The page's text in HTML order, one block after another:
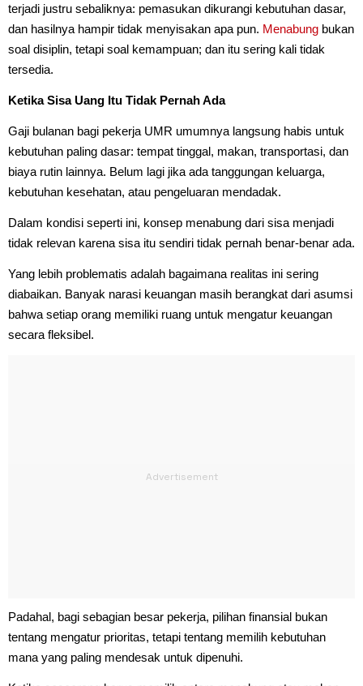
terjadi justru sebaliknya: pemasukan dikurangi kebutuhan dasar,
dan hasilnya hampir tidak menyisakan apa pun. Menabung bukan
soal disiplin, tetapi soal kemampuan; dan itu sering kali tidak
tersedia.
Ketika Sisa Uang Itu Tidak Pernah Ada
Gaji bulanan bagi pekerja UMR umumnya langsung habis untuk
kebutuhan paling dasar: tempat tinggal, makan, transportasi, dan
biaya rutin lainnya. Belum lagi jika ada tanggungan keluarga,
kebutuhan kesehatan, atau pengeluaran mendadak.
Dalam kondisi seperti ini, konsep menabung dari sisa menjadi
tidak relevan karena sisa itu sendiri tidak pernah benar-benar ada.
Yang lebih problematis adalah bagaimana realitas ini sering
diabaikan. Banyak narasi keuangan masih berangkat dari asumsi
bahwa setiap orang memiliki ruang untuk mengatur keuangan
secara fleksibel.
Padahal, bagi sebagian besar pekerja, pilihan finansial bukan
tentang mengatur prioritas, tetapi tentang memilih kebutuhan
mana yang paling mendesak untuk dipenuhi.